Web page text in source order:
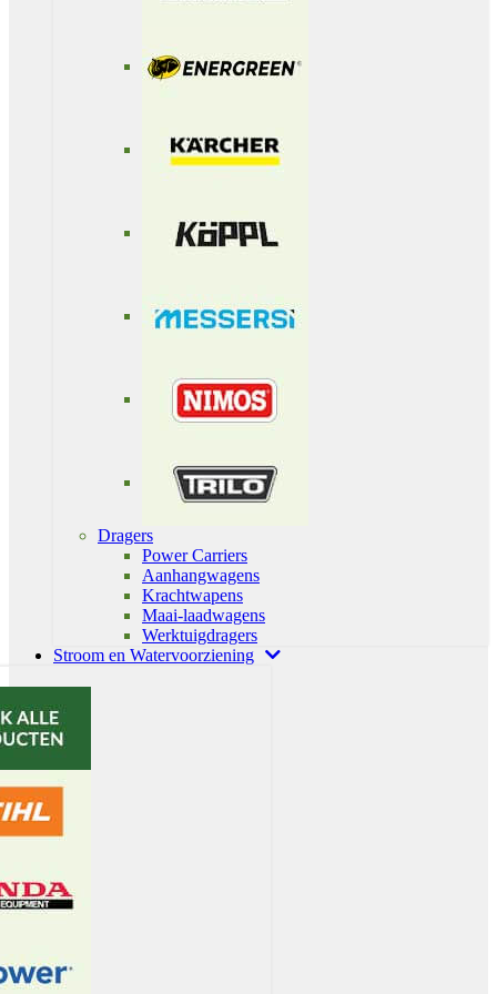
Dragers
Power Carriers
Aanhangwagens
Krachtwapens
Maai-laadwagens
Werktuigdragers
Stroom en Watervoorziening